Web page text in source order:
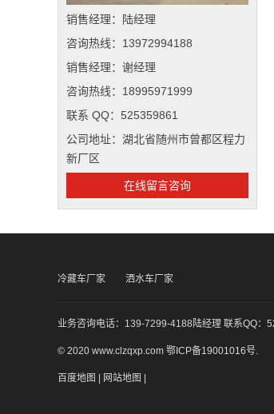
销售经理：陆经理
咨询热线：13972994188
销售经理：谢经理
咨询热线：18995971999
联系 QQ：525359861
公司地址：湖北省随州市曾都区程力
新厂区
在线留言咨询
冷藏车厂家 洒水车厂家
业务咨询电话：139-7299-4188陆经理 联系QQ：
© 2020 www.clzqxp.com 鄂ICP备19001016号
百度地图 | 网站地图 |